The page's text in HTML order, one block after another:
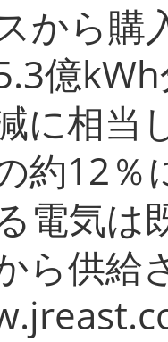
から購
億
に相当
約12％
電気は
ら供給